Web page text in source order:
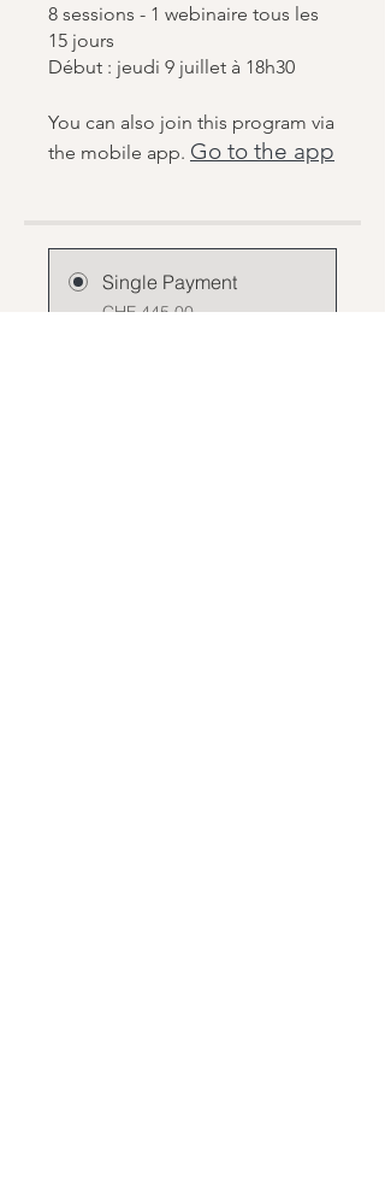
8 sessions - 1 webinaire tous les
15 jours
Début : jeudi 9 juillet à 18h30
You can also join this program via
the mobile app. Go to the app
Single Payment
CHF 445.00